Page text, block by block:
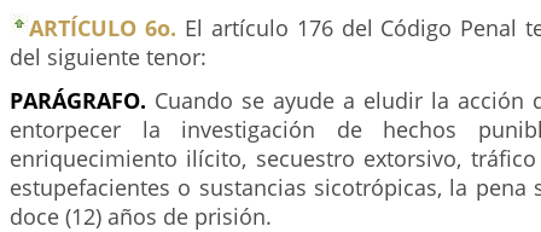
ARTÍCULO 6o. El artículo 176 del Código Penal
del siguiente tenor:
PARÁGRAFO. Cuando se ayude a eludir la acción
entorpecer la investigación de hechos
enriquecimiento ilícito, secuestro extorsivo,
estupefacientes o sustancias sicotrópicas, la pena
doce (12) años de prisión.